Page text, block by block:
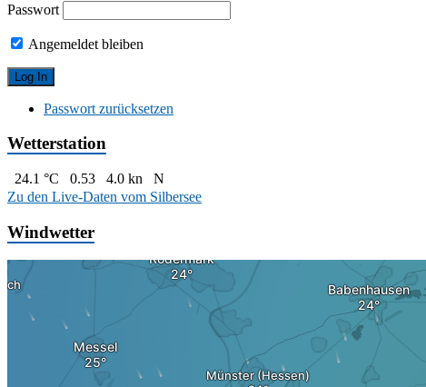
Passwort
Angemeldet bleiben
Passwort zurücksetzen
Wetterstation
24.1 °C 0.53 4.0 kn
N
Zu den Live-Daten vom Silbersee
Windwetter